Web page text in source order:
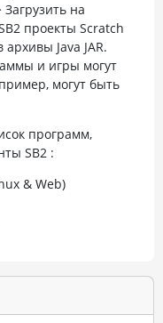
на
проекты Scratch
Java JAR.
и игры могут
могут быть
программ,
SB2 :
& Web)